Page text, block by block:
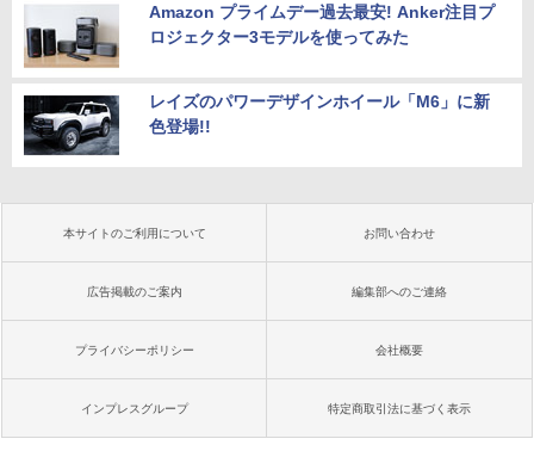
Amazon プライムデー過去最安! Anker注目プ
ロジェクター3モデルを使ってみた
レイズのパワーデザインホイール「M6」に新
色登場!!
本サイトのご利用について お問い合わせ
広告掲載のご案内 編集部へのご連絡
プライバシーポリシー 会社概要
インプレスグループ 特定商取引法に基づく表示